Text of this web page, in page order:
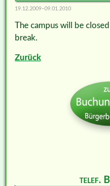
19.12.2009–09.01.2010
The campus will be
break.
Zurück
telef.